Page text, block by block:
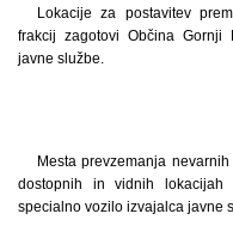
Lokacije za postavitev
frakcij zagotovi Občina Gornji
javne službe.
Mesta prevzemanja
dostopnih in vidnih
specialno vozilo izvajalca javne